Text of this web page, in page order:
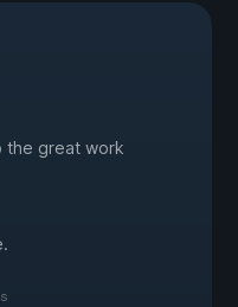
the great work